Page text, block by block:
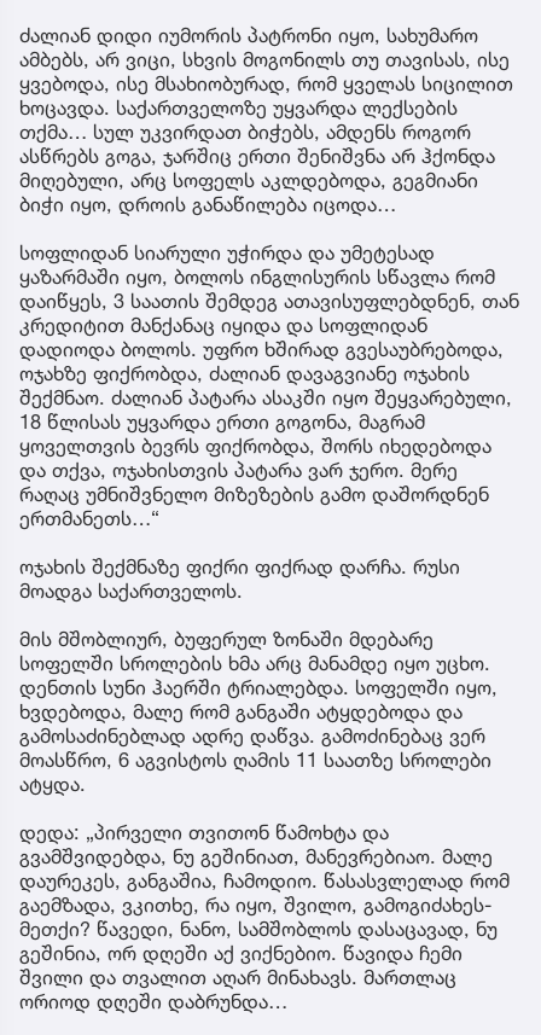
ძალიან დიდი იუმორის პატრონი იყო, სახუმარო
ამბებს, არ ვიცი, სხვის მოგონილს თუ თავისას, ისე
ყვებოდა, ისე მსახიობურად, რომ ყველას სიცილით
ხოცავდა. საქართველოზე უყვარდა ლექსების
თქმა… სულ უკვირდათ ბიჭებს, ამდენს როგორ
ასწრებს გოგა, ჯარშიც ერთი შენიშვნა არ ჰქონდა
მიღებული, არც სოფელს აკლდებოდა, გეგმიანი
ბიჭი იყო, დროის განაწილება იცოდა…
სოფლიდან სიარული უჭირდა და უმეტესად
ყაზარმაში იყო, ბოლოს ინგლისურის სწავლა რომ
დაიწყეს, 3 საათის შემდეგ ათავისუფლებდნენ, თან
კრედიტით მანქანაც იყიდა და სოფლიდან
დადიოდა ბოლოს. უფრო ხშირად გვესაუბრებოდა,
ოჯახზე ფიქრობდა, ძალიან დავაგვიანე ოჯახის
შექმნაო. ძალიან პატარა ასაკში იყო შეყვარებული,
18 წლისას უყვარდა ერთი გოგონა, მაგრამ
ყოველთვის ბევრს ფიქრობდა, შორს იხედებოდა
და თქვა, ოჯახისთვის პატარა ვარ ჯერო. მერე
რაღაც უმნიშვნელო მიზეზების გამო დაშორდნენ
ერთმანეთს…“
ოჯახის შექმნაზე ფიქრი ფიქრად დარჩა. რუსი
მოადგა საქართველოს.
მის მშობლიურ, ბუფერულ ზონაში მდებარე
სოფელში სროლების ხმა არც მანამდე იყო უცხო.
დენთის სუნი ჰაერში ტრიალებდა. სოფელში იყო,
ხვდებოდა, მალე რომ განგაში ატყდებოდა და
გამოსაძინებლად ადრე დაწვა. გამოძინებაც ვერ
მოასწრო, 6 აგვისტოს ღამის 11 საათზე სროლები
ატყდა.
დედა: „პირველი თვითონ წამოხტა და
გვამშვიდებდა, ნუ გეშინიათ, მანევრებიაო. მალე
დაურეკეს, განგაშია, ჩამოდიო. წასასვლელად რომ
გაემზადა, ვკითხე, რა იყო, შვილო, გამოგიძახეს-
მეთქი? წავედი, ნანო, სამშობლოს დასაცავად, ნუ
გეშინია, ორ დღეში აქ ვიქნებიო. წავიდა ჩემი
შვილი და თვალით აღარ მინახავს. მართლაც
ორიოდ დღეში დაბრუნდა…